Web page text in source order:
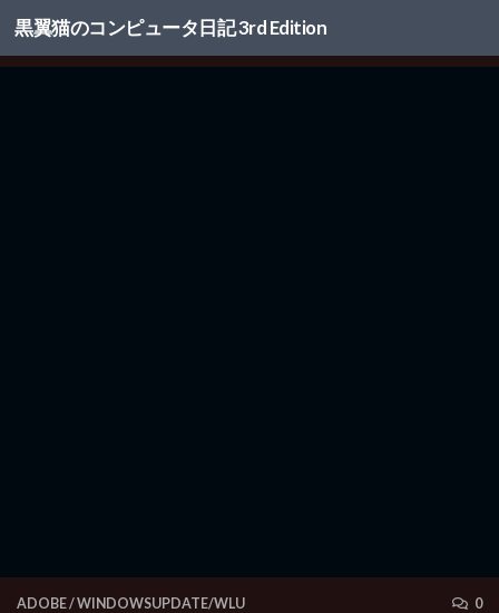
コンテンツへスキップ
黒翼猫のコンピュータ日記 3rd Edition
ADOBE/WINDOWSUPDATE/WLU 0